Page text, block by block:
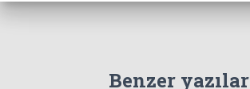
Benzer yazılar